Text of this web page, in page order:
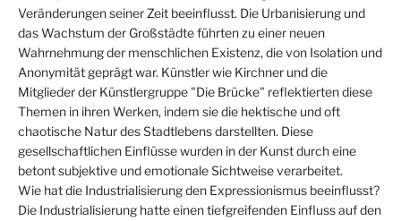
Veränderungen seiner Zeit beeinflusst. Die Urbanisierung und
das Wachstum der Großstädte führten zu einer neuen
Wahrnehmung der menschlichen Existenz, die von Isolation und
Anonymität geprägt war. Künstler wie Kirchner und die
Mitglieder der Künstlergruppe "Die Brücke" reflektierten diese
Themen in ihren Werken, indem sie die hektische und oft
chaotische Natur des Stadtlebens darstellten. Diese
gesellschaftlichen Einflüsse wurden in der Kunst durch eine
betont subjektive und emotionale Sichtweise verarbeitet.
Wie hat die Industrialisierung den Expressionismus beeinflusst?
Die Industrialisierung hatte einen tiefgreifenden Einfluss auf den